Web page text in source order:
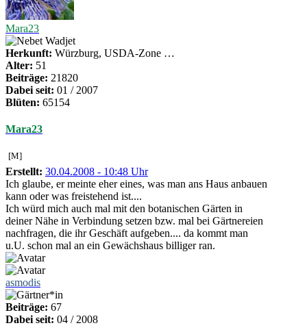
Mara23
Herkunft: Würzburg, USDA-Zone …
Alter: 51
Beiträge: 21820
Dabei seit: 01 / 2007
Blüten: 65154
Mara23
[M]
Erstellt: 30.04.2008 - 10:48 Uhr
Ich glaube, er meinte eher eines, was man ans Haus anbauen
kann oder was freistehend ist....
Ich würd mich auch mal mit den botanischen Gärten in
deiner Nähe in Verbindung setzen bzw. mal bei Gärtnereien
nachfragen, die ihr Geschäft aufgeben.... da kommt man
u.U. schon mal an ein Gewächshaus billiger ran.
asmodis
Beiträge: 67
Dabei seit: 04 / 2008